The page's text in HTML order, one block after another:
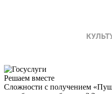
Решаем вместе
Сложности с получением